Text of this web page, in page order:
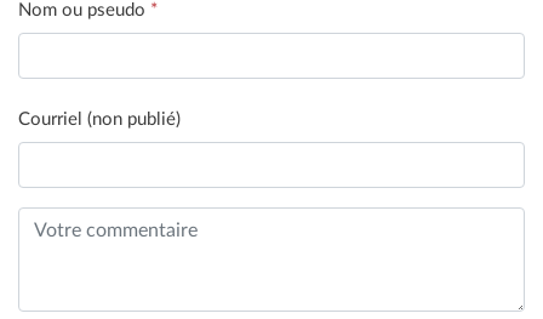
Nom ou pseudo *
Courriel (non publié)